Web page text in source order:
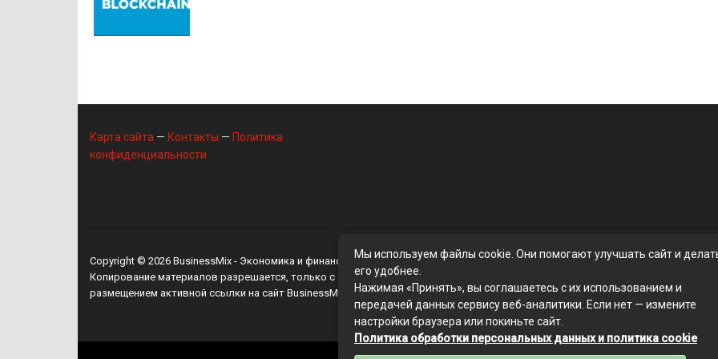
Карта сайта — Контакты — Политика
конфиденциальности
Copyright © 2026 BusinessMix - Экономика и финансы
Копирование материалов разрешается, только с
размещением активной ссылки на сайт BusinessMix
Мы используем файлы cookie. Они помогают улучшать сайт и
его удобнее.
Нажимая «Принять», вы соглашаетесь с их использованием и
передачей данных сервису веб-аналитики. Если нет — измените
настройки браузера или покиньте сайт.
Политика обработки персональных данных и политика cookie